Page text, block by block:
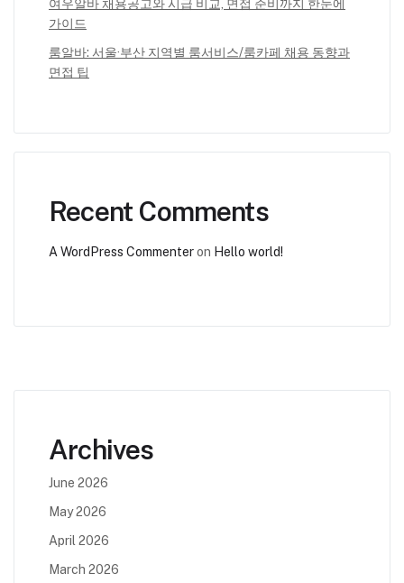
여우알바 채용공고와 시급 비교, 면접 준비까지 한눈에
가이드
룸알바: 서울·부산 지역별 룸서비스/룸카페 채용 동향과
면접 팁
Recent Comments
A WordPress Commenteron Hello world!
Archives
June 2026
May 2026
April 2026
March 2026